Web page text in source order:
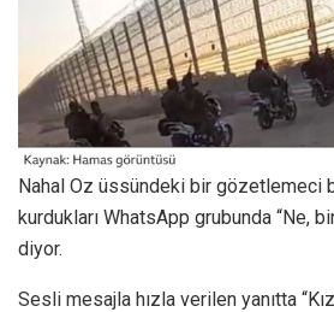
Nahal Oz üssündeki bir gözetlemeci
kurdukları WhatsApp grubunda “Ne,
diyor.
Sesli mesajla hızla verilen yanıtta